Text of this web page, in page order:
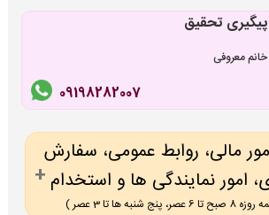
پیگیری تحقیق
خانم معروفی
09198282007
مالی، روابط عمومی، سفارش
امور نمایندگی ها و استخدام
شنبه ها تا 3 عصر )